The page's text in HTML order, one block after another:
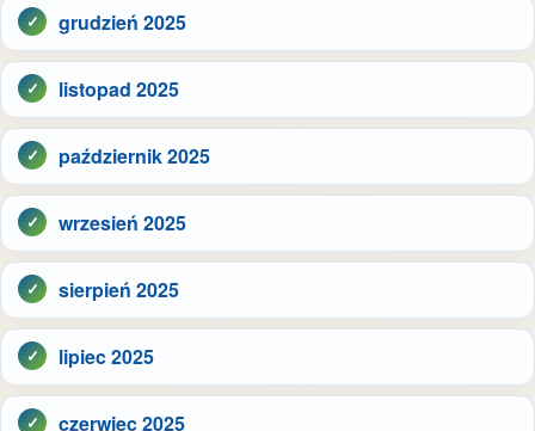
grudzień 2025
listopad 2025
październik 2025
wrzesień 2025
sierpień 2025
lipiec 2025
czerwiec 2025